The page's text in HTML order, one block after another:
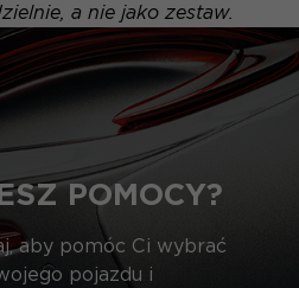
a nie jako zestaw.
POMOCY?
aby pomóc Ci wybrać
pojazdu i